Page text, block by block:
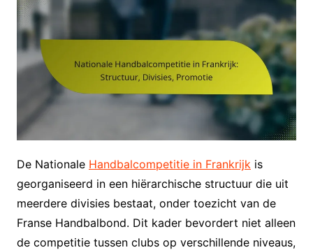
De Nationale Handbalcompetitie in Frankrijk is
georganiseerd in een hiërarchische structuur die uit
meerdere divisies bestaat, onder toezicht van de
Franse Handbalbond. Dit kader bevordert niet alleen
de competitie tussen clubs op verschillende niveaus,